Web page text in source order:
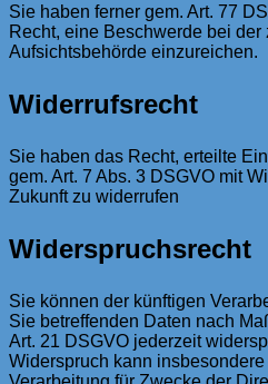
Sie haben ferner gem. Art. 77
Recht, eine Beschwerde bei der
Aufsichtsbehörde einzureichen.
Widerrufsrecht
Sie haben das Recht, erteilte
gem. Art. 7 Abs. 3 DSGVO mit
Zukunft zu widerrufen
Widerspruchsrecht
Sie können der künftigen
Sie betreffenden Daten nach
Art. 21 DSGVO jederzeit
Widerspruch kann